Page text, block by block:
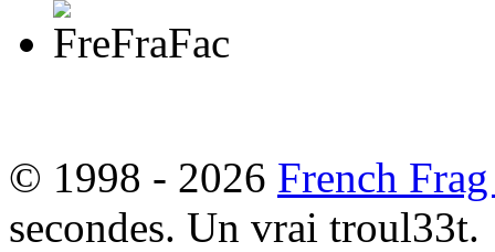
© 1998 - 2026 French
secondes. Un vrai troul33t.